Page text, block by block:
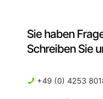
Sie haben
Schreiben Sie
+49 (0) 4253